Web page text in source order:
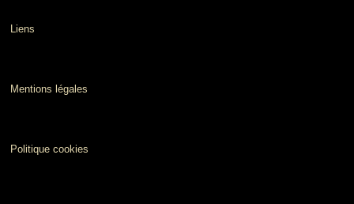
Liens
Mentions légales
Politique cookies